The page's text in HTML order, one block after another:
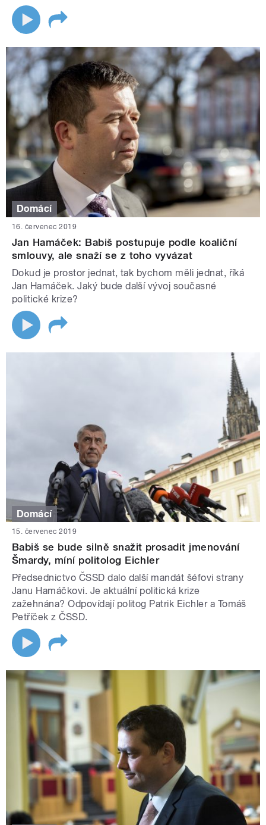
Domácí
16. červenec 2019
Jan Hamáček: Babiš postupuje podle koaliční
smlouvy, ale snaží se z toho vyvázat
Dokud je prostor jednat, tak bychom měli jednat, říká
Jan Hamáček. Jaký bude další vývoj současné
politické krize?
Domácí
15. červenec 2019
Babiš se bude silně snažit prosadit jmenování
Šmardy, míní politolog Eichler
Předsednictvo ČSSD dalo další mandát šéfovi strany
Janu Hamáčkovi. Je aktuální politická krize
zažehnána? Odpovídají politog Patrik Eichler a Tomáš
Petříček z ČSSD.